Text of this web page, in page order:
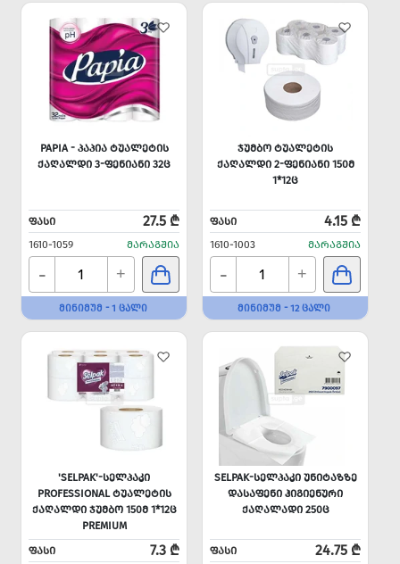
PAPIA - ᲞᲐᲞᲘᲐ ᲢᲣᲐᲚᲔᲢᲘᲡ
ᲥᲐᲦᲐᲚᲓᲘ 3-ᲤᲔᲜᲘᲐᲜᲘ 32Ც
ᲤᲐᲡᲘ 27.5 ₾
1610-1059 ᲛᲐᲠᲐᲒᲨᲘᲐ
- +
ᲛᲘᲜᲘᲛᲣᲛ - 1 ᲪᲐᲚᲘ
ᲯᲣᲛᲑᲝ ᲢᲣᲐᲚᲔᲢᲘᲡ
ᲥᲐᲦᲐᲚᲓᲘ 2-ᲤᲔᲜᲘᲐᲜᲘ 150Მ
1*12Ც
ᲤᲐᲡᲘ 4.15 ₾
1610-1003 ᲛᲐᲠᲐᲒᲨᲘᲐ
- +
ᲛᲘᲜᲘᲛᲣᲛ - 12 ᲪᲐᲚᲘ
'SELPAK'-ᲡᲔᲚᲞᲐᲙᲘ
PROFESSIONAL ᲢᲣᲐᲚᲔᲢᲘᲡ
ᲥᲐᲦᲐᲚᲓᲘ ᲯᲣᲛᲑᲝ 150Მ 1*12Ც
PREMIUM
ᲤᲐᲡᲘ
7.3 ₾
SELPAK-ᲡᲔᲚᲞᲐᲙᲘ ᲣᲜᲘᲢᲐᲖᲖᲔ
ᲓᲐᲡᲐᲤᲔᲜᲘ ᲰᲘᲒᲘᲔᲜᲣᲠᲘ
ᲥᲐᲦᲐᲚᲐᲓᲘ 250Ც
ᲤᲐᲡᲘ 24.75 ₾